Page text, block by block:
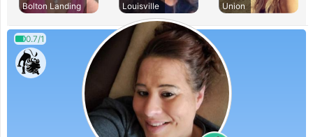
Bolton Landing
Louisville
Union
0.7/1